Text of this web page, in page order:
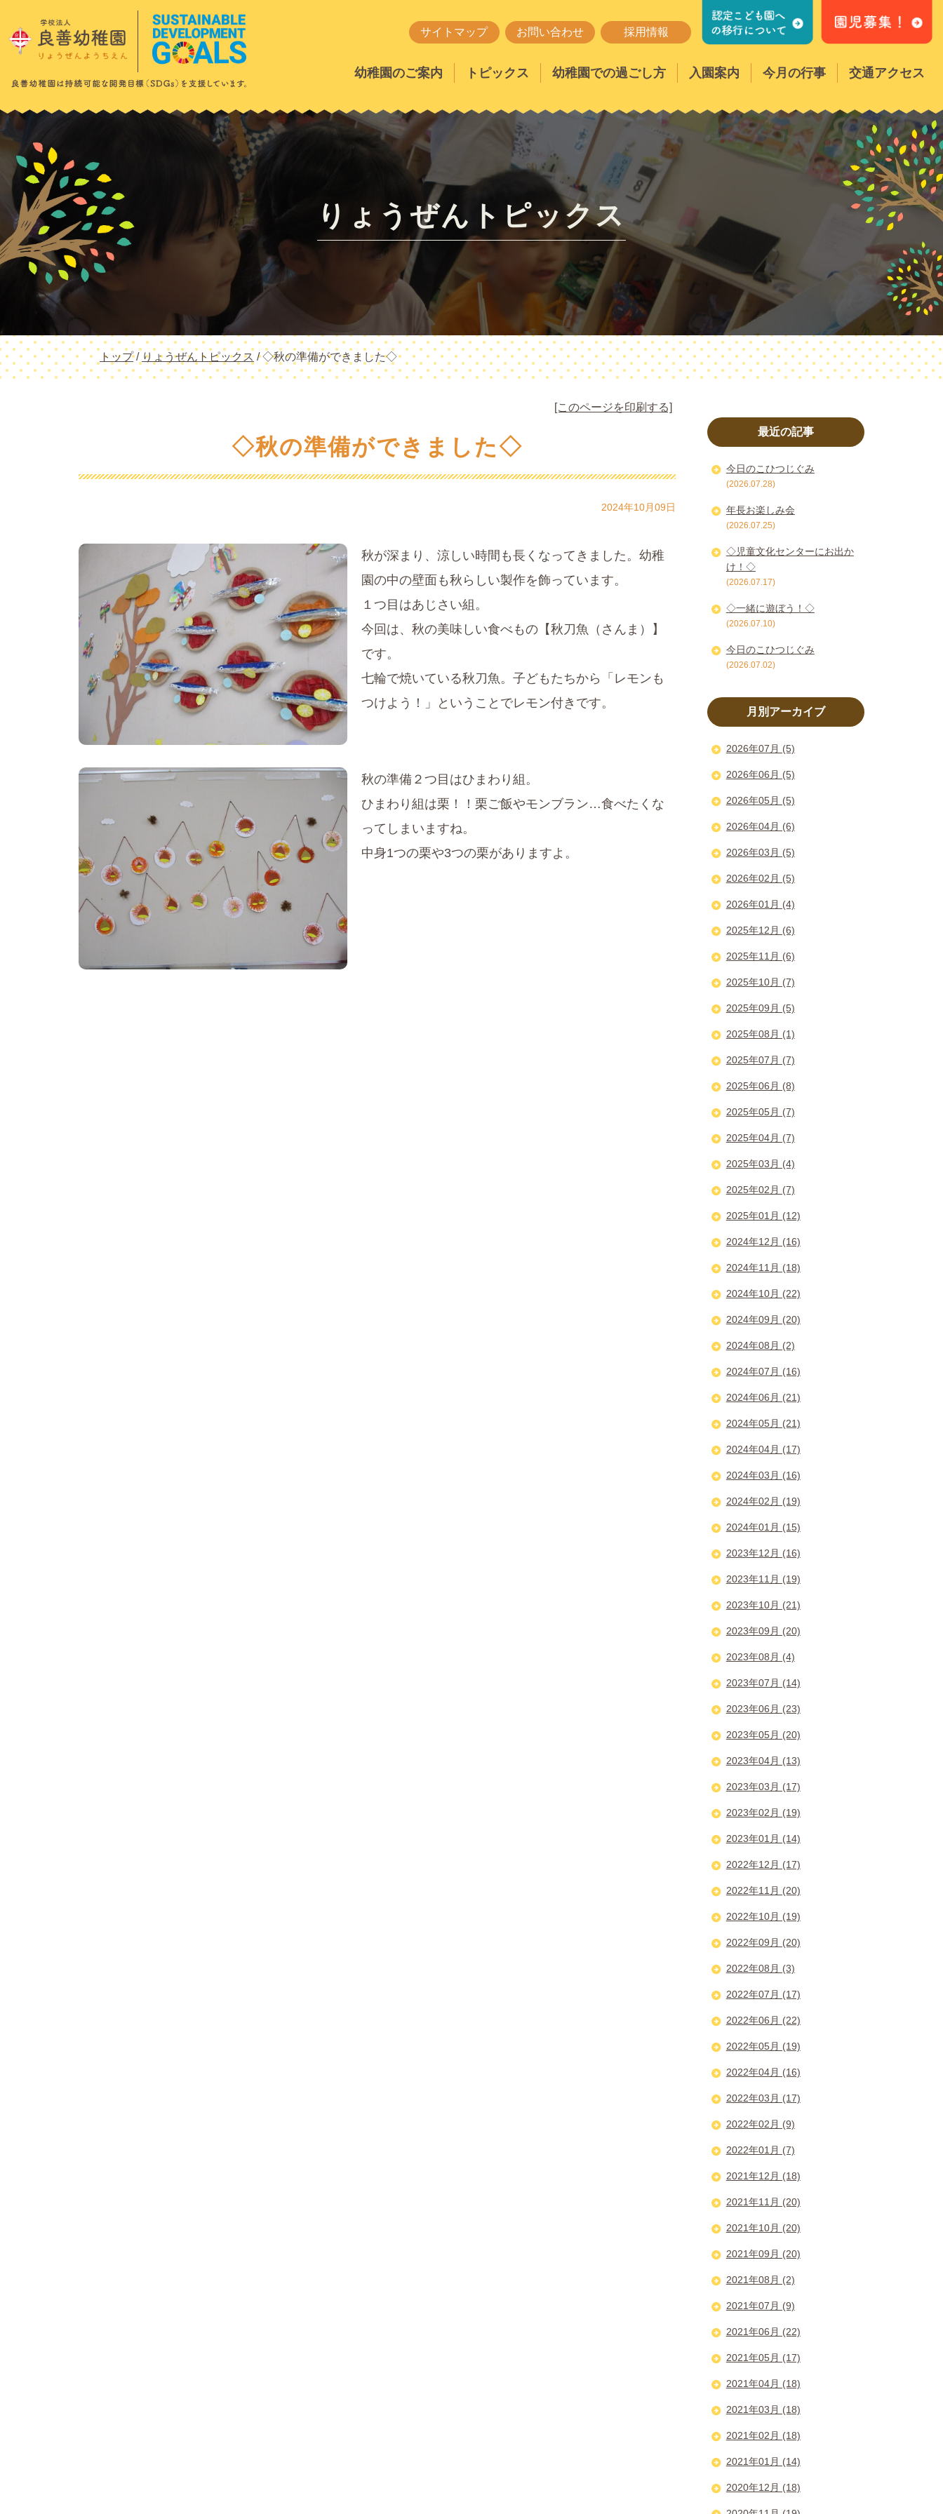
サイトマップ お問い合わせ 採用情報
幼稚園のご案内 トピックス 幼稚園での過ごし方 入園案内 今月の行事 交通アクセス
りょうぜんトピックス
現
在
トップ/ りょうぜんトピックス /◇秋の準備ができました◇
[このページを印刷する]
◇秋の準備ができました◇
2024年10月09日
秋が深まり、涼しい時間も長くなってきました。幼稚
園の中の壁面も秋らしい製作を飾っています。
１つ目はあじさい組。
今回は、秋の美味しい食べもの【秋刀魚（さんま）】
です。
七輪で焼いている秋刀魚。子どもたちから「レモンも
つけよう！」ということでレモン付きです。
秋の準備２つ目はひまわり組。
ひまわり組は栗！！栗ご飯やモンブラン…食べたくな
ってしまいますね。
中身1つの栗や3つの栗がありますよ。
最近の記事
今日のこひつじぐみ
(2026.07.28)
年長お楽しみ会
(2026.07.25)
◇児童文化センターにお出か
け！◇
(2026.07.17)
◇一緒に遊ぼう！◇
(2026.07.10)
今日のこひつじぐみ
(2026.07.02)
月別アーカイブ
2026年07月 (5)
2026年06月 (5)
2026年05月 (5)
2026年04月 (6)
2026年03月 (5)
2026年02月 (5)
2026年01月 (4)
2025年12月 (6)
2025年11月 (6)
2025年10月 (7)
2025年09月 (5)
2025年08月 (1)
2025年07月 (7)
2025年06月 (8)
2025年05月 (7)
2025年04月 (7)
2025年03月 (4)
2025年02月 (7)
2025年01月 (12)
2024年12月 (16)
2024年11月 (18)
2024年10月 (22)
2024年09月 (20)
2024年08月 (2)
2024年07月 (16)
2024年06月 (21)
2024年05月 (21)
2024年04月 (17)
2024年03月 (16)
2024年02月 (19)
2024年01月 (15)
2023年12月 (16)
2023年11月 (19)
2023年10月 (21)
2023年09月 (20)
2023年08月 (4)
2023年07月 (14)
2023年06月 (23)
2023年05月 (20)
2023年04月 (13)
2023年03月 (17)
2023年02月 (19)
2023年01月 (14)
2022年12月 (17)
2022年11月 (20)
2022年10月 (19)
2022年09月 (20)
2022年08月 (3)
2022年07月 (17)
2022年06月 (22)
2022年05月 (19)
2022年04月 (16)
2022年03月 (17)
2022年02月 (9)
2022年01月 (7)
2021年12月 (18)
2021年11月 (20)
2021年10月 (20)
2021年09月 (20)
2021年08月 (2)
2021年07月 (9)
2021年06月 (22)
2021年05月 (17)
2021年04月 (18)
2021年03月 (18)
2021年02月 (18)
2021年01月 (14)
2020年12月 (18)